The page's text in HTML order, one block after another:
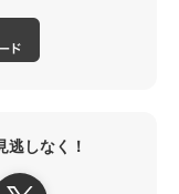
逃しなく！